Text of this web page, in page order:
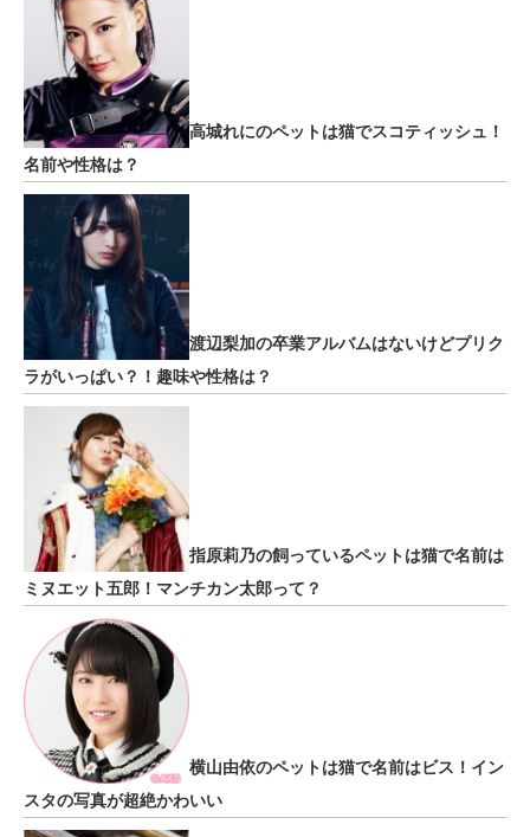
高城れにのペットは猫でスコティッシュ！
名前や性格は？
渡辺梨加の卒業アルバムはないけどプリク
ラがいっぱい？！趣味や性格は？
指原莉乃の飼っているペットは猫で名前は
ミヌエット五郎！マンチカン太郎って？
横山由依のペットは猫で名前はビス！イン
スタの写真が超絶かわいい